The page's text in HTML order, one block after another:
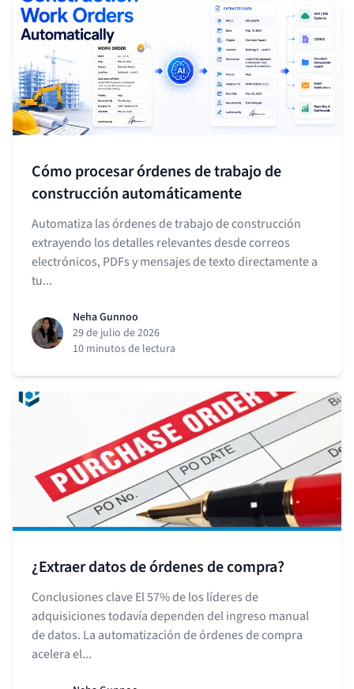
Cómo procesar órdenes de trabajo de
construcción automáticamente
Automatiza las órdenes de trabajo de construcción
extrayendo los detalles relevantes desde correos
electrónicos, PDFs y mensajes de texto directamente a
tu...
Neha Gunnoo
29 de julio de 2026
10 minutos de lectura
¿Extraer datos de órdenes de compra?
Conclusiones clave El 57% de los líderes de
adquisiciones todavía dependen del ingreso manual
de datos. La automatización de órdenes de compra
acelera el...